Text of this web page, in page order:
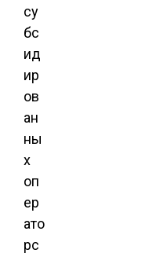
су
бс
ид
ир
ов
ан
ны
х
оп
ер
ато
рс